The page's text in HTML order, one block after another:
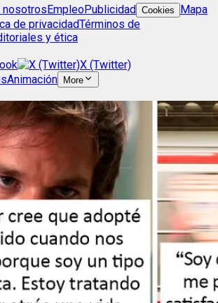
nosotrosEmpleoPublicidad Cookies
Mapa
de privacidadTérminos de
y ética
X (Twitter)
Animación More